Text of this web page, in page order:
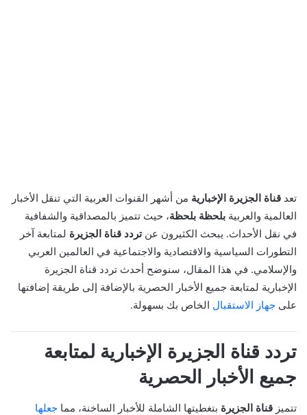
تعد قناة الجزيرة الإخبارية من أشهر القنوات العربية التي تنقل الأخبار
العالمية والعربية بلحظة بلحظة، حيث تتميز بالمصداقية والشفافية
في نقل الأحداث. يبحث الكثيرون عنتردد قناة الجزيرة لمتابعة آخر
التطورات السياسية والاقتصادية والاجتماعية في العالمين العربي
والإسلامي. في هذا المقال، سنوضح أحدث تردد قناة الجزيرة
الإخبارية لمتابعة جميع الأخبار الحصرية بالإضافة إلى طريقة إضافتها
على جهاز الاستقبال الخاص بك بسهولة.
تردد قناة الجزيرة الإخبارية لمتابعة
جميع الأخبار الحصرية
تتميز قناة الجزيرة بتغطيتها الشاملة للأخبار الساخنة، مما جعلها